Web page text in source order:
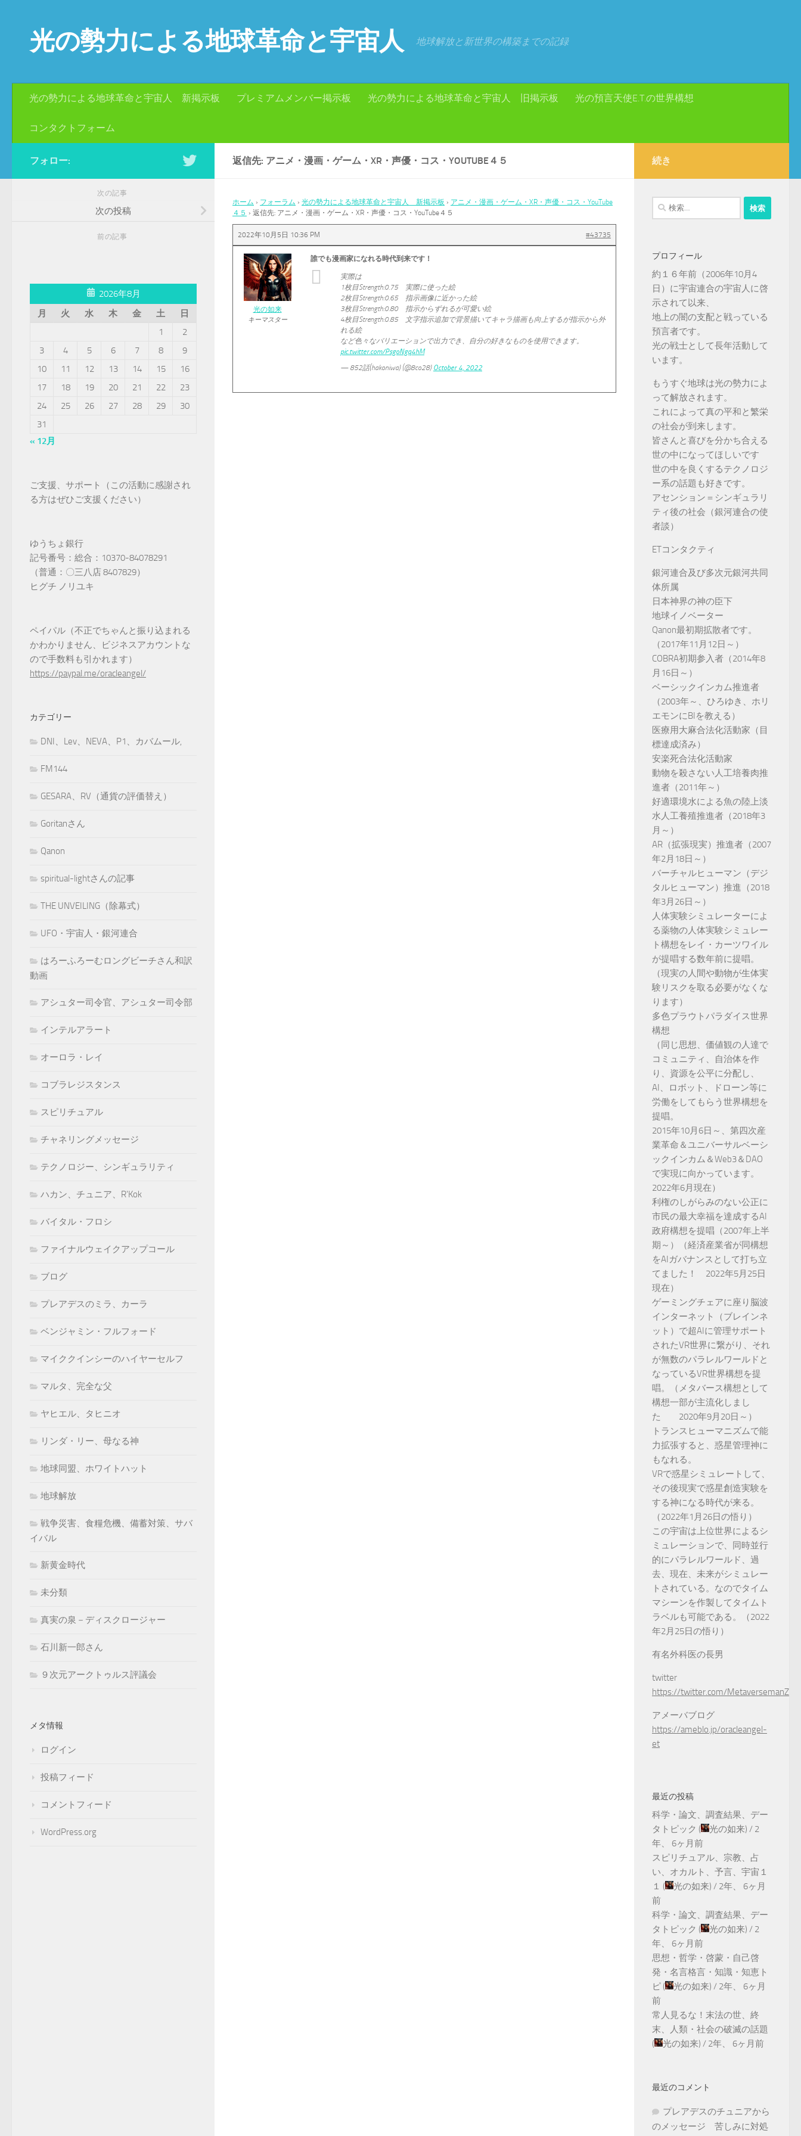
光の勢力による地球革命と宇宙人 地球解放と新世界の構築までの記録
光の勢力による地球革命と宇宙人 新掲示板 プレミアムメンバー掲示板 光の勢力による地球革命と宇宙人 旧掲示板 光の預言天使E.T.の世界構想
コンタクトフォーム
返信先: アニメ・漫画・ゲーム・XR・声優・コス・YOUTUBE４５
ホーム › フォーラム › 光の勢力による地球革命と宇宙人 新掲示板 › アニメ・漫画・ゲーム・XR・声優・コス・YouTube
４５ › 返信先: アニメ・漫画・ゲーム・XR・声優・コス・YouTube４５
2022年10月5日 10:36 PM #43735
光の如来
キーマスター
誰でも漫画家になれる時代到来です！
実際は
1枚目Strength:0.75 実際に使った絵
2枚目Strength:0.65 指示画像に近かった絵
3枚目Strength:0.80 指示からずれるが可愛い絵
4枚目Strength:0.85 文字指示追加で背景描いてキャラ描画も向上するが指示から外
れる絵
など色々なバリエーションで出力でき、自分の好きなものを使用できます。
pic.twitter.com/PsgoNgq4hM
— 852話(hakoniwa) (@8co28) October 4, 2022
フォロー:
次の記事
次の投稿
前の記事
2026年8月
月
火 水 木 金 土
日
1
2
3
4 5 6 7 8
9
10
11 12 13 14 15
16
17
18 19 20 21 22
23
24
25 26 27 28 29
30
31
« 12月
ご支援、サポート（この活動に感謝され
る方はぜひご支援ください）
ゆうちょ銀行
記号番号：総合：10370-84078291
（普通：〇三八店 8407829）
ヒグチ ノリユキ
ペイパル（不正でちゃんと振り込まれる
かわかりません、ビジネスアカウントな
ので手数料も引かれます）
https://paypal.me/oracleangel/
カテゴリー
DNI、Lev、NEVA、P1、カバムール,
FM144
GESARA、RV（通貨の評価替え）
Goritanさん
Qanon
spiritual-lightさんの記事
THE UNVEILING（除幕式）
UFO・宇宙人・銀河連合
はろーふろーむロングビーチさん和訳
動画
アシュター司令官、アシュター司令部
インテルアラート
オーロラ・レイ
コブラレジスタンス
スピリチュアル
チャネリングメッセージ
テクノロジー、シンギュラリティ
ハカン、チュニア、R'Kok
バイタル・フロシ
ファイナルウェイクアップコール
ブログ
プレアデスのミラ、カーラ
ベンジャミン・フルフォード
マイククインシーのハイヤーセルフ
マルタ、完全な父
ヤヒエル、タヒニオ
リンダ・リー、母なる神
地球同盟、ホワイトハット
地球解放
戦争災害、食糧危機、備蓄対策、サバ
イバル
新黄金時代
未分類
真実の泉－ディスクロージャー
石川新一郎さん
９次元アークトゥルス評議会
メタ情報
ログイン
投稿フィード
コメントフィード
WordPress.org
続き
検
索:
プロフィール
約１６年前（2006年10月4
日）に宇宙連合の宇宙人に啓
示されて以来、
地上の闇の支配と戦っている
預言者です。
光の戦士として長年活動して
います。
もうすぐ地球は光の勢力によ
って解放されます。
これによって真の平和と繁栄
の社会が到来します。
皆さんと喜びを分かち合える
世の中になってほしいです
世の中を良くするテクノロジ
ー系の話題も好きです。
アセンション＝シンギュラリ
ティ後の社会（銀河連合の使
者談）
ETコンタクティ
銀河連合及び多次元銀河共同
体所属
日本神界の神の臣下
地球イノベーター
Qanon最初期拡散者です。
（2017年11月12日～）
COBRA初期参入者（2014年8
月16日～）
ベーシックインカム推進者
（2003年～、ひろゆき、ホリ
エモンにBIを教える）
医療用大麻合法化活動家（目
標達成済み）
安楽死合法化活動家
動物を殺さない人工培養肉推
進者（2011年～）
好適環境水による魚の陸上淡
水人工養殖推進者（2018年3
月～）
AR（拡張現実）推進者（2007
年2月18日～）
バーチャルヒューマン（デジ
タルヒューマン）推進（2018
年3月26日～）
人体実験シミュレーターによ
る薬物の人体実験シミュレー
ト構想をレイ・カーツワイル
が提唱する数年前に提唱。
（現実の人間や動物が生体実
験リスクを取る必要がなくな
ります）
多色プラウトパラダイス世界
構想
（同じ思想、価値観の人達で
コミュニティ、自治体を作
り、資源を公平に分配し、
AI、ロボット、ドローン等に
労働をしてもらう世界構想を
提唱。
2015年10月6日～、第四次産
業革命＆ユニバーサルベーシ
ックインカム＆Web3＆DAO
で実現に向かっています。
2022年6月現在）
利権のしがらみのない公正に
市民の最大幸福を達成するAI
政府構想を提唱（2007年上半
期～）（経済産業省が同構想
をAIガバナンスとして打ち立
てました！ 2022年5月25日
現在）
ゲーミングチェアに座り脳波
インターネット（ブレインネ
ット）で超AIに管理サポート
されたVR世界に繋がり、それ
が無数のパラレルワールドと
なっているVR世界構想を提
唱。（メタバース構想として
構想一部が主流化しまし
た 2020年9月20日～）
トランスヒューマニズムで能
力拡張すると、惑星管理神に
もなれる。
VRで惑星シミュレートして、
その後現実で惑星創造実験を
する神になる時代が来る。
（2022年1月26日の悟り）
この宇宙は上位世界によるシ
ミュレーションで、同時並行
的にパラレルワールド、過
去、現在、未来がシミュレー
トされている。なのでタイム
マシーンを作製してタイムト
ラベルも可能である。（2022
年2月25日の悟り）
有名外科医の長男
twitter
https://twitter.com/MetaversemanZ
アメーバブログ
https://ameblo.jp/oracleangel-
et
最近の投稿
科学・論文、調査結果、デー
タトピック ( 光の如来) / 2
年、 6ヶ月前
スピリチュアル、宗教、占
い、オカルト、予言、宇宙１
１ ( 光の如来) / 2年、 6ヶ月
前
科学・論文、調査結果、デー
タトピック ( 光の如来) / 2
年、 6ヶ月前
思想・哲学・啓蒙・自己啓
発・名言格言・知識・知恵ト
ピ ( 光の如来) / 2年、 6ヶ月
前
常人見るな！末法の世、終
末、人類・社会の破滅の話題
(
光の如来) / 2年、 6ヶ月前
最近のコメント
プレアデスのチュニアから
のメッセージ 苦しみに対処